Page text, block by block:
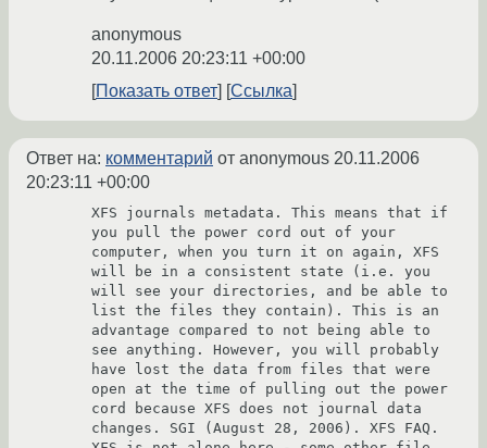
anonymous
20.11.2006 20:23:11 +00:00
Показать ответ
Ссылка
Ответ на: комментарий от anonymous 20.11.2006
20:23:11 +00:00
XFS journals metadata. This means that if
you pull the power cord out of your
computer, when you turn it on again, XFS
will be in a consistent state (i.e. you
will see your directories, and be able to
list the files they contain). This is an
advantage compared to not being able to
see anything. However, you will probably
have lost the data from files that were
open at the time of pulling out the power
cord because XFS does not journal data
changes. SGI (August 28, 2006). XFS FAQ.